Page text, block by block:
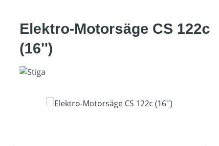
Elektro-Motorsäge CS 122c
(16'')
Bildergalerie überspringen